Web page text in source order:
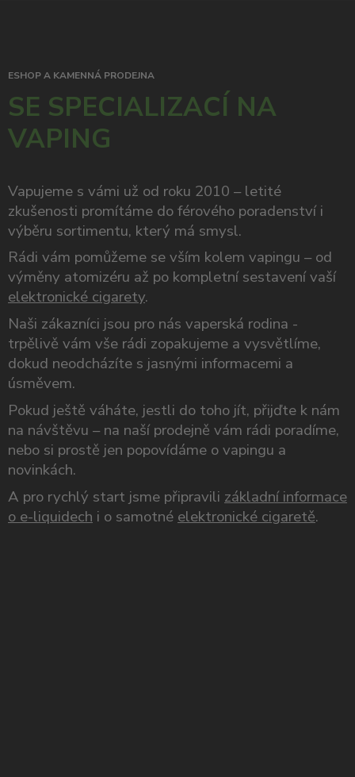
ESHOP A KAMENNÁ PRODEJNA
SE SPECIALIZACÍ NA
VAPING
Vapujeme s vámi už od roku 2010 – letité
zkušenosti promítáme do férového poradenství i
výběru sortimentu, který má smysl.
Rádi vám pomůžeme se vším kolem vapingu – od
výměny atomizéru až po kompletní sestavení vaší
elektronické cigarety.
Naši zákazníci jsou pro nás vaperská rodina -
trpělivě vám vše rádi zopakujeme a vysvětlíme,
dokud neodcházíte s jasnými informacemi a
úsměvem.
Pokud ještě váháte, jestli do toho jít, přijďte k nám
na návštěvu – na naší prodejně vám rádi poradíme,
nebo si prostě jen popovídáme o vapingu a
novinkách.
A pro rychlý start jsme připravili základní informace
o e-liquidech i o samotné elektronické cigaretě.